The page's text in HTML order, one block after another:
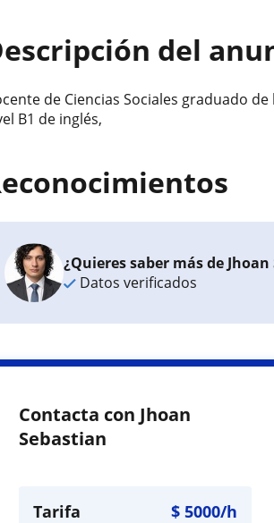
del
de Ciencias Sociales graduado
B1 de inglés,
¿Quieres saber más de
Datos verificados
Contacta con Jhoan
Sebastian
Tarifa $5000/h